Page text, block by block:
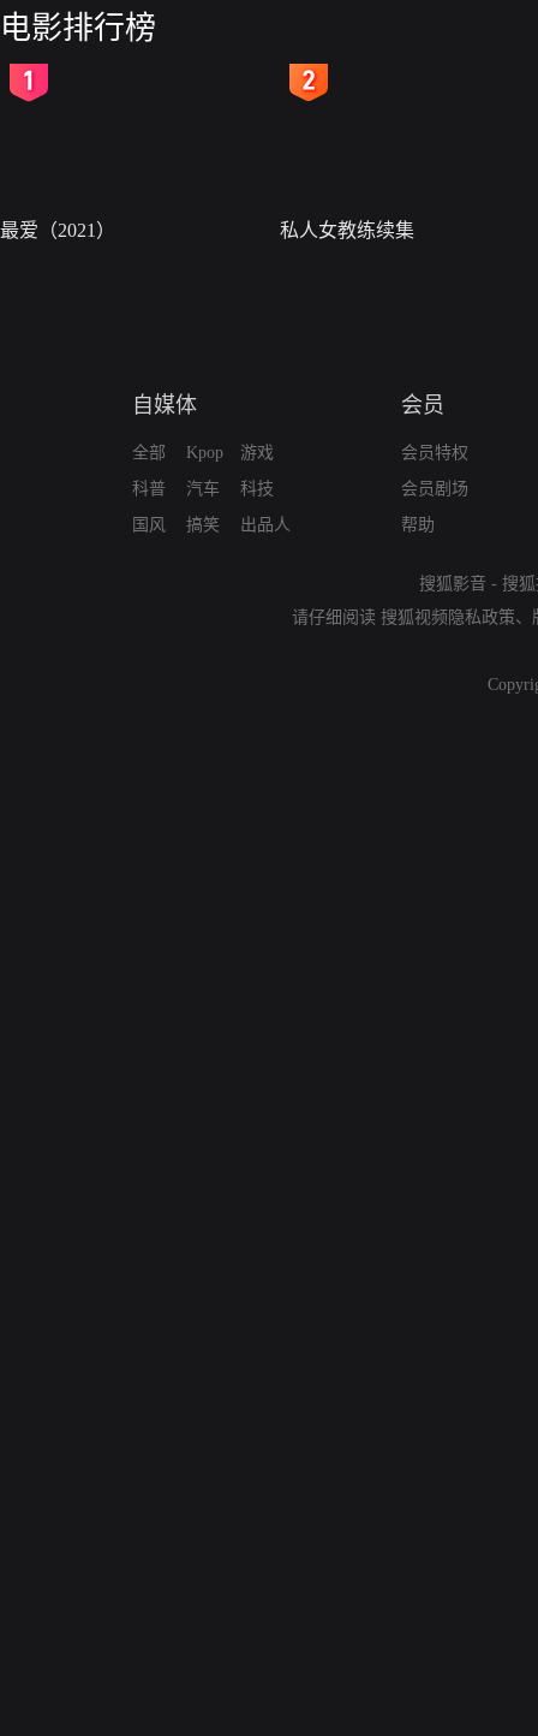
电影排行榜
最爱（2021） 私人女教练续集
自媒体
全部
科普
国风
Kpop
汽车
搞笑
游戏
科技
出品人
会员
会员特权
会员剧场
帮助
搜狐影音 - 搜
请仔细阅读 搜狐视频隐私政策、